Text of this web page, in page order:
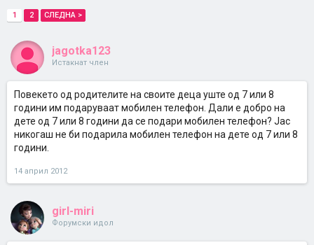
1 2 СЛЕДНА >
jagotka123
Истакнат член
Повекето од родителите на своите деца уште од 7 или 8
години им подаруваат мобилен телефон. Дали е добро на
дете од 7 или 8 години да се подари мобилен телефон? Јас
никогаш не би подарила мобилен телефон на дете од 7 или 8
години.
14 април 2012
girl-miri
Форумски идол